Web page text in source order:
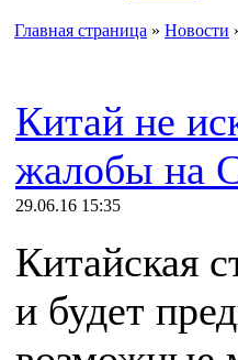
Главная страница » Новости
Китай не
жалобы
29.06.16 15:35
Китайская
и будет